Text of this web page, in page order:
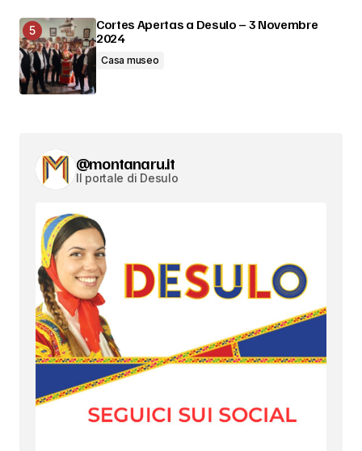
Cortes Apertas a Desulo – 3 Novembre
2024
Casa museo
@montanaru.it
Il portale di Desulo